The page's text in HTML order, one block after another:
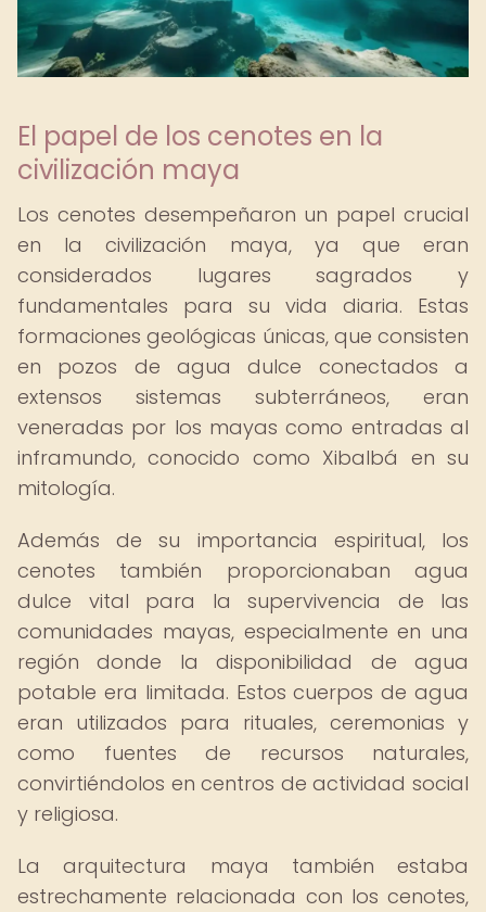
El papel de los cenotes en la
civilización maya
Los cenotes desempeñaron un papel crucial
en la civilización maya, ya que eran
considerados lugares sagrados y
fundamentales para su vida diaria. Estas
formaciones geológicas únicas, que consisten
en pozos de agua dulce conectados a
extensos sistemas subterráneos, eran
veneradas por los mayas como entradas al
inframundo, conocido como Xibalbá en su
mitología.
Además de su importancia espiritual, los
cenotes también proporcionaban agua
dulce vital para la supervivencia de las
comunidades mayas, especialmente en una
región donde la disponibilidad de agua
potable era limitada. Estos cuerpos de agua
eran utilizados para rituales, ceremonias y
como fuentes de recursos naturales,
convirtiéndolos en centros de actividad social
y religiosa.
La arquitectura maya también estaba
estrechamente relacionada con los cenotes,